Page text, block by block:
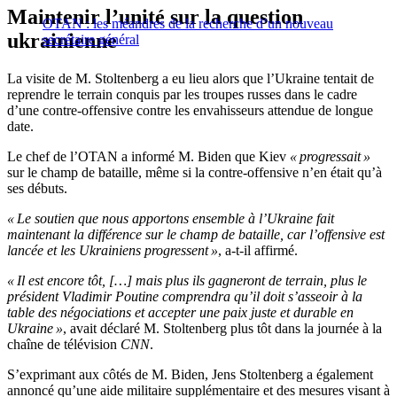
OTAN : les méandres de la recherche d’un nouveau
secrétaire général
Maintenir l’unité sur la question
ukrainienne
La visite de M. Stoltenberg a eu lieu alors que l’Ukraine tentait de
reprendre le terrain conquis par les troupes russes dans le cadre
d’une contre-offensive contre les envahisseurs attendue de longue
date.
Le chef de l’OTAN a informé M. Biden que Kiev « progressait »
sur le champ de bataille, même si la contre-offensive n’en était qu’à
ses débuts.
« Le soutien que nous apportons ensemble à l’Ukraine fait
maintenant la différence sur le champ de bataille, car l’offensive est
lancée et les Ukrainiens progressent », a-t-il affirmé.
« Il est encore tôt, […] mais plus ils gagneront de terrain, plus le
président Vladimir Poutine comprendra qu’il doit s’asseoir à la
table des négociations et accepter une paix juste et durable en
Ukraine », avait déclaré M. Stoltenberg plus tôt dans la journée à la
chaîne de télévision CNN.
S’exprimant aux côtés de M. Biden, Jens Stoltenberg a également
annoncé qu’une aide militaire supplémentaire et des mesures visant à